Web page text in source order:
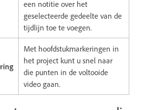
een notitie over het
geselecteerde gedeelte van de
tijdlijn toe te voegen.
Met hoofdstukmarkeringen in
het project kunt u snel naar
die punten in de voltooide
video gaan.